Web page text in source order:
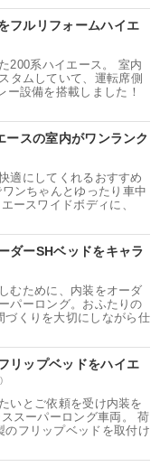
フルリフォームハイエ
200系ハイエース。 室内
タムしていて、運転席側
設備を搭載しました！
スの室内がワンランク
適にしてくれるおすすめ
ンちゃんとゆったり車中
ースワイドボディに、
ダーSHベッドをキャラ
むために、内装をオーダ
パーロング。おふたりの
づくりを大切にしながら仕
リップベッドをハイエ
いとご依頼を受け内装を
スーパーロング車両。 荷
フリップベッドを取付け